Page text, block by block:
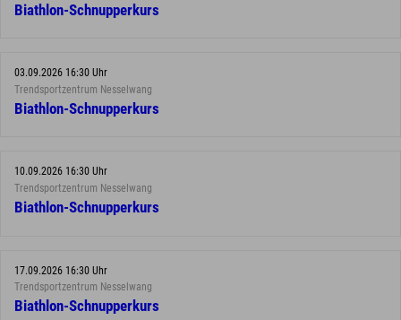
Biathlon-Schnupperkurs
03.09.2026 16:30 Uhr
Trendsportzentrum Nesselwang
Biathlon-Schnupperkurs
10.09.2026 16:30 Uhr
Trendsportzentrum Nesselwang
Biathlon-Schnupperkurs
17.09.2026 16:30 Uhr
Trendsportzentrum Nesselwang
Biathlon-Schnupperkurs